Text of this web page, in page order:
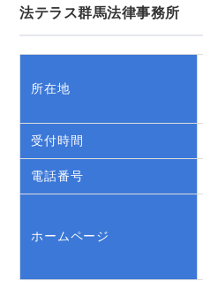
法テラス群馬法律事務所
所在地
受付時間
電話番号
ホームページ